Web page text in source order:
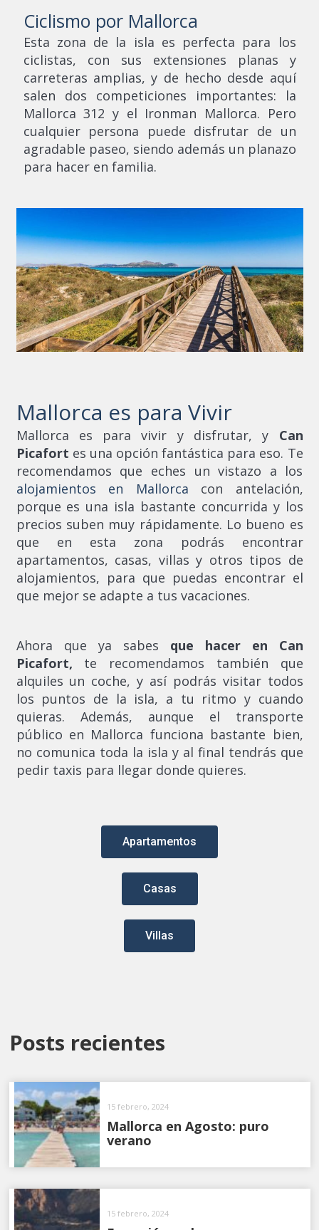
Ciclismo por Mallorca
Esta zona de la isla es perfecta para los
ciclistas, con sus extensiones planas y
carreteras amplias, y de hecho desde aquí
salen dos competiciones importantes: la
Mallorca 312 y el Ironman Mallorca. Pero
cualquier persona puede disfrutar de un
agradable paseo, siendo además un planazo
para hacer en familia.
Mallorca es para Vivir
Mallorca es para vivir y disfrutar, y Can
Picafort es una opción fantástica para eso. Te
recomendamos que eches un vistazo a los
alojamientos en Mallorca con antelación,
porque es una isla bastante concurrida y los
precios suben muy rápidamente. Lo bueno es
que en esta zona podrás encontrar
apartamentos, casas, villas y otros tipos de
alojamientos, para que puedas encontrar el
que mejor se adapte a tus vacaciones.
Ahora que ya sabes que hacer en Can
Picafort, te recomendamos también que
alquiles un coche, y así podrás visitar todos
los puntos de la isla, a tu ritmo y cuando
quieras. Además, aunque el transporte
público en Mallorca funciona bastante bien,
no comunica toda la isla y al final tendrás que
pedir taxis para llegar donde quieres.
Apartamentos
Casas
Villas
Posts recientes
15 febrero, 2024
Mallorca en Agosto: puro
verano
15 febrero, 2024